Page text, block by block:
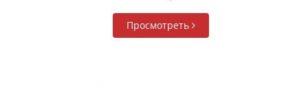
Просмотреть